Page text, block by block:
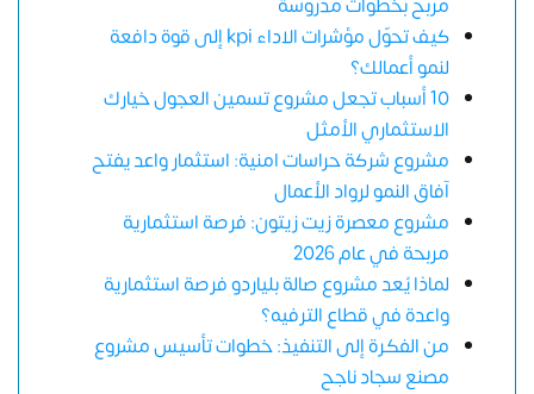
كيف تحوّل مؤشرات الاداء kpi إلى قوة دافعة
لنمو أعمالك؟
10 أسباب تجعل مشروع تسمين العجول خيارك
الاستثماري الأمثل
مشروع شركة حراسات امنية: استثمار واعد يفتح
آفاق النمو لرواد الأعمال
مشروع معصرة زيت زيتون: فرصة استثمارية
مربحة في عام 2026
لماذا يُعد مشروع صالة بلياردو فرصة استثمارية
واعدة في قطاع الترفيه؟
من الفكرة إلى التنفيذ: خطوات تأسيس مشروع
مصنع سجاد ناجح